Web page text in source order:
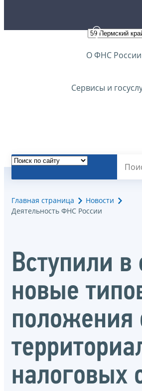
О ФНС России
Сервисы и
Главная страница
Новости
Деятельность ФНС России
Вступили в
новые
положения
налоговых